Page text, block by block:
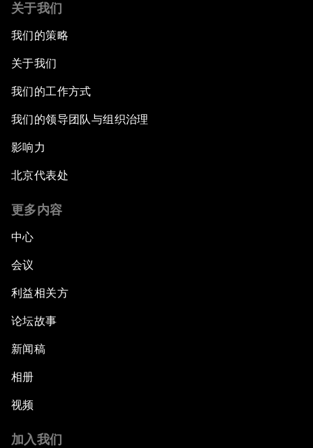
关于我们
我们的策略
关于我们
我们的工作方式
我们的领导团队与组织治理
影响力
北京代表处
更多内容
中心
会议
利益相关方
论坛故事
新闻稿
相册
视频
加入我们